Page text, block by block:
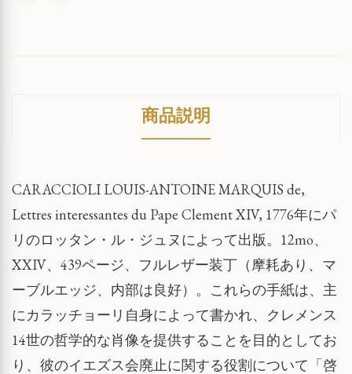
商品説明
CARACCIOLI LOUIS-ANTOINE MARQUIS de,
Lettres interessantes du Pape Clement XIV, 1776年にパ
リのロッタン・ル・ジュヌによって出版。12mo、
XXIV、439ページ、フルレザー装丁（摩耗あり、マ
ーブルエッジ、内部は良好）。これらの手紙は、主
にカラッチョーリ自身によって書かれ、クレメンス
14世の哲学的な肖像を提供することを目的としてお
り、彼のイエズス会廃止に関する役割について「啓